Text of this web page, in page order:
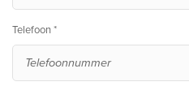
Telefoon *